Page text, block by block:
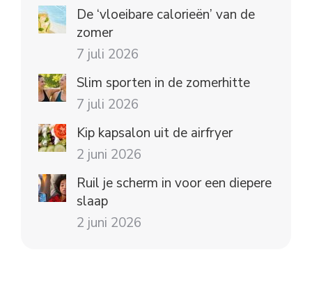
De ‘vloeibare calorieën’ van de
zomer
7 juli 2026
Slim sporten in de zomerhitte
7 juli 2026
Kip kapsalon uit de airfryer
2 juni 2026
Ruil je scherm in voor een diepere
slaap
2 juni 2026